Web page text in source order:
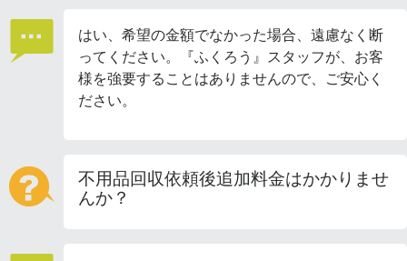
はい、希望の金額でなかった場合、遠慮なく断
ってください。『ふくろう』スタッフが、お客
様を強要することはありませんので、ご安心く
ださい。
不用品回収依頼後追加料金はかかりませ
んか？